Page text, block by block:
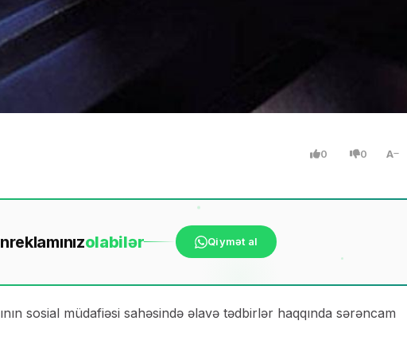
0 0 A
reklamınızolabilər Qiymət al
sosial müdafiəsi sahəsində əlavə tədbirlər haqqında sərəncam